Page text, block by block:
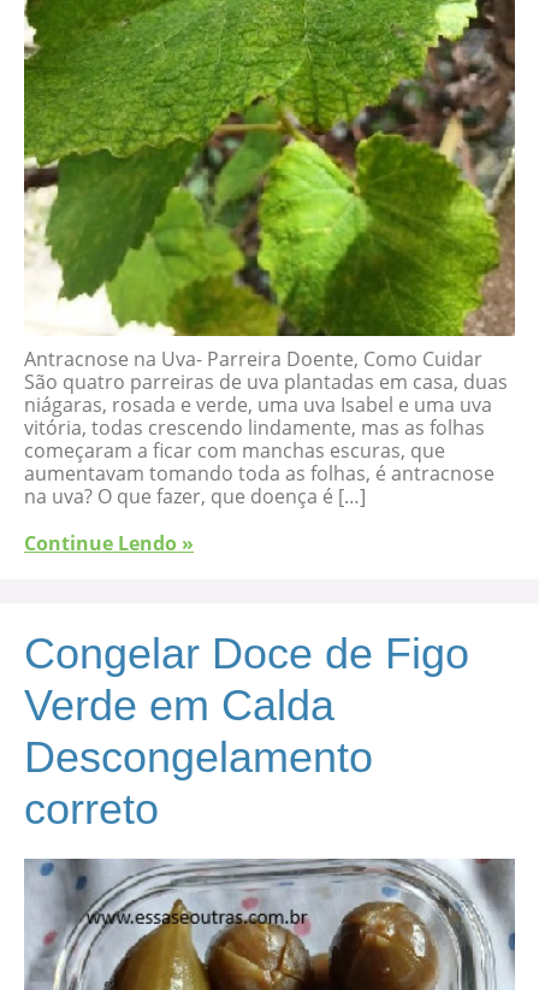
Antracnose na Uva- Parreira Doente, Como Cuidar
São quatro parreiras de uva plantadas em casa, duas
niágaras, rosada e verde, uma uva Isabel e uma uva
vitória, todas crescendo lindamente, mas as folhas
começaram a ficar com manchas escuras, que
aumentavam tomando toda as folhas, é antracnose
na uva? O que fazer, que doença é […]
Continue Lendo »
Congelar Doce de Figo
Verde em Calda
Descongelamento
correto